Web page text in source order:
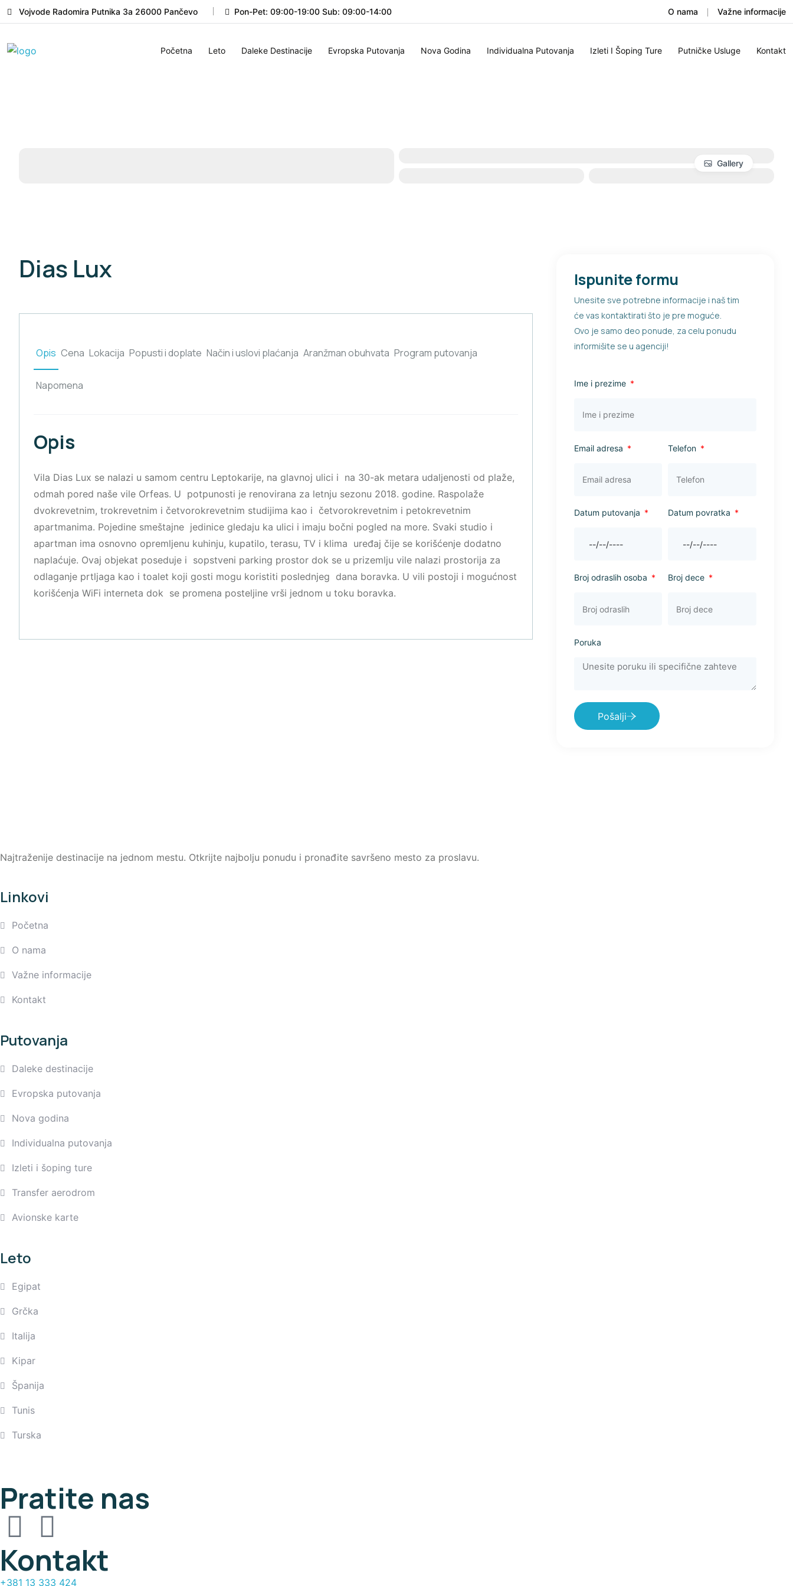
Vojvode Radomira Putnika 3a 26000 Pančevo Pon-Pet: 09:00-19:00 Sub: 09:00-14:00 O nama Važne informacije
Početna Leto Daleke Destinacije Evropska Putovanja Nova Godina Individualna Putovanja Izleti I Šoping Ture Putničke Usluge Kontakt
Gallery
Dias Lux
Opis Cena Lokacija Popusti i doplate Način i uslovi plaćanja Aranžman obuhvata Program putovanja
Napomena
Opis
Vila Dias Lux se nalazi u samom centru Leptokarije, na glavnoj ulici i na 30-ak metara udaljenosti od plaže,
odmah pored naše vile Orfeas. U potpunosti je renovirana za letnju sezonu 2018. godine. Raspolaže
dvokrevetnim, trokrevetnim i četvorokrevetnim studijima kao i četvorokrevetnim i petokrevetnim
apartmanima. Pojedine smeštajne jedinice gledaju ka ulici i imaju bočni pogled na more. Svaki studio i
apartman ima osnovno opremljenu kuhinju, kupatilo, terasu, TV i klima uređaj čije se korišćenje dodatno
naplaćuje. Ovaj objekat poseduje i sopstveni parking prostor dok se u prizemlju vile nalazi prostorija za
odlaganje prtljaga kao i toalet koji gosti mogu koristiti poslednjeg dana boravka. U vili postoji i mogućnost
korišćenja WiFi interneta dok se promena posteljine vrši jednom u toku boravka.
Ispunite formu
Unesite sve potrebne informacije i naš tim
će vas kontaktirati što je pre moguće.
Ovo je samo deo ponude, za celu ponudu
informišite se u agenciji!
Ime i prezime
Email adresa Telefon
Datum putovanja Datum povratka
Broj odraslih osoba Broj dece
Poruka
Pošalji
Najtraženije destinacije na jednom mestu. Otkrijte najbolju ponudu i pronađite savršeno mesto za proslavu.
Linkovi
Početna
O nama
Važne informacije
Kontakt
Putovanja
Daleke destinacije
Evropska putovanja
Nova godina
Individualna putovanja
Izleti i šoping ture
Transfer aerodrom
Avionske karte
Leto
Egipat
Grčka
Italija
Kipar
Španija
Tunis
Turska
Pratite nas
Kontakt
+381 13 333 424